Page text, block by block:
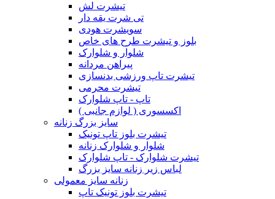
تیشرت لش
تی شرت یقه دار
سویشرت هودی
بلوز و تیشرت طرح های خاص
شلوار و شلوارک
پیراهن مردانه
تیشرت تاپ ورزشی بدنسازی
تیشرت محرمی
تاپ - تاپ شلوارک
اکسسوری ( لوازم جانبی )
سایز بزرگ زنانه
تیشرت بلوز تاپ تونیک
شلوار و شلوارک زنانه
تیشرت شلوارک - تاپ شلوارک
لباس زیر زنانه سایز بزرگ
زنانه سایز معمولی
تیشرت بلوز تونیک تاپ